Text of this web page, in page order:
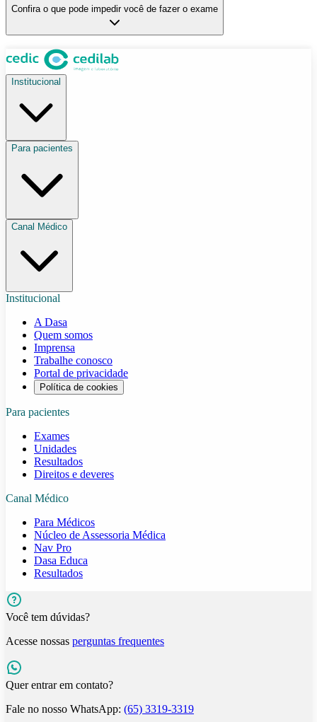
Confira o que pode impedir você de fazer o exame
Institucional
Para pacientes
Canal Médico
Institucional
A Dasa
Quem somos
Imprensa
Trabalhe conosco
Portal de privacidade
Política de cookies
Para pacientes
Exames
Unidades
Resultados
Direitos e deveres
Canal Médico
Para Médicos
Núcleo de Assessoria Médica
Nav Pro
Dasa Educa
Resultados
Você tem dúvidas?
Acesse nossas perguntas frequentes
Quer entrar em contato?
Fale no nosso WhatsApp: (65) 3319-3319